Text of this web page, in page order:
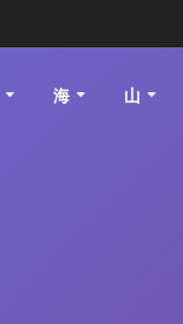
海 山